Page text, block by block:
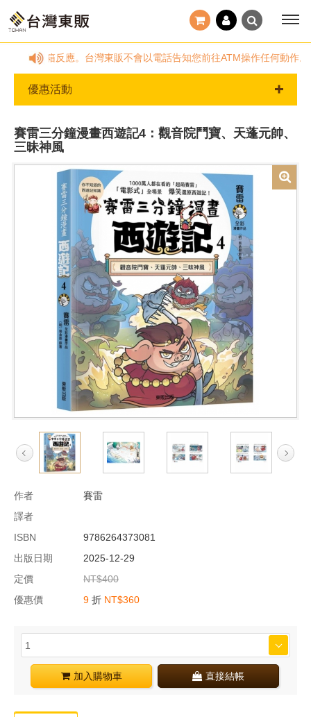
箱反應。台灣東販不會以電話告知您前往ATM操作任何動作。請定
優惠活動
賽雷三分鐘漫畫西遊記4：觀音院鬥寶、天蓬元帥、
三昧神風
作者
賽雷
譯者
ISBN
9786264373081
出版日期
2025-12-29
定價
NT$400
優惠價
9 折 NT$360
加入購物車 直接結帳